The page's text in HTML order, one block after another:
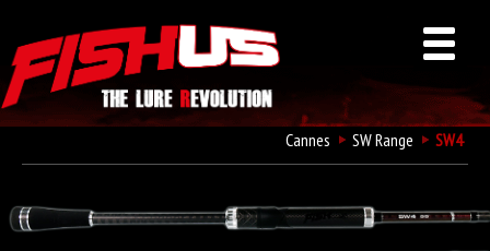
Cannes SW Range SW4